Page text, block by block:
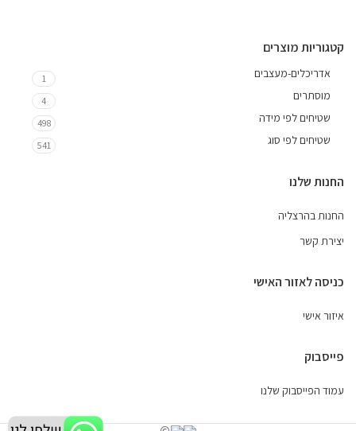
קטגוריות מוצרים
אדריכלים-מעצבים 1
מוסתרים 4
שטיחים לפי מידה 498
שטיחים לפי סוג 541
החנות שלנו
החנות בהרצליה
יצירת קשר
כניסה לאזור האישי
איזור אישי
פייסבוק
עמוד הפייסבוק שלנו